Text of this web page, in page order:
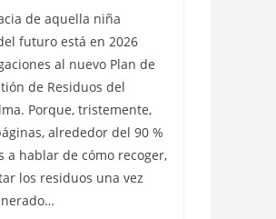
de aquella niña
futuro está en 2026
al nuevo Plan de
de Residuos del
Porque, tristemente,
alrededor del 90 %
a hablar de cómo recoger,
los residuos una vez